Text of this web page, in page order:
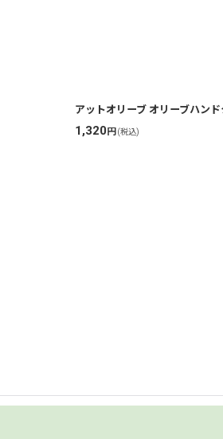
アットオリーブ オリーブハン
1,320円 (税込)